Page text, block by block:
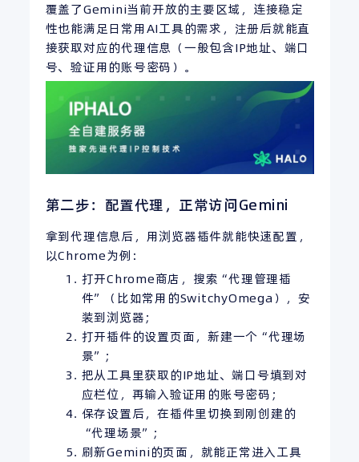
覆盖了Gemini当前开放的主要区域，连接稳定
性也能满足日常用AI工具的需求，注册后就能直
接获取对应的代理信息（一般包含IP地址、端口
号、验证用的账号密码）。
第二步：配置代理，正常访问Gemini
拿到代理信息后，用浏览器插件就能快速配置，
以Chrome为例：
打开Chrome商店，搜索“代理管理插
件”（比如常用的SwitchyOmega），安
装到浏览器；
打开插件的设置页面，新建一个“代理场
景”；
把从工具里获取的IP地址、端口号填到对
应栏位，再输入验证用的账号密码；
保存设置后，在插件里切换到刚创建的
“代理场景”；
刷新Gemini的页面，就能正常进入工具